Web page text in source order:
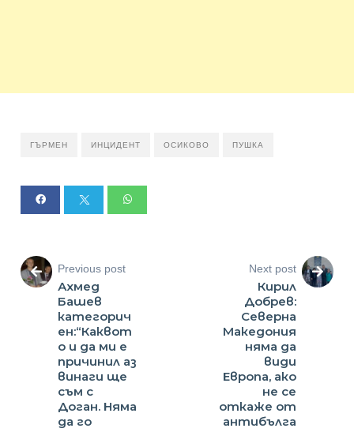
ГЪРМЕН ИНЦИДЕНТ ОСИКОВО ПУШКА
Previous post
Ахмед
Башев
категорич
ен:“Каквот
о и да ми е
причинил аз
винаги ще
съм с
Доган. Няма
да го
Next post
Кирил
Добрев:
Северна
Македония
няма да
види
Европа, ако
не се
откаже от
антибълга